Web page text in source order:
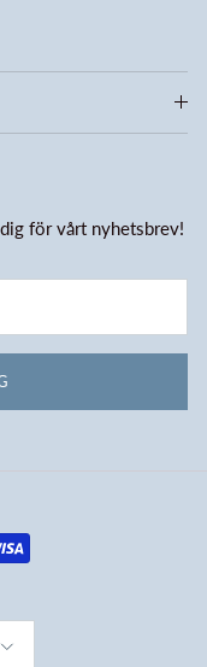
för vårt nyhetsbrev!